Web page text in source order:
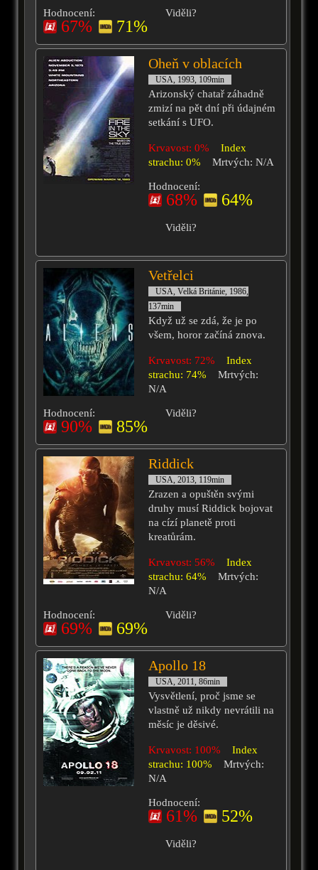
Hodnocení:
67% 71%
Viděli?
Oheň v oblacích
USA, 1993, 109min
Arizonský chatař záhadně
zmizí na pět dní při údajném
setkání s UFO.
Krvavost: 0%
Index
strachu: 0%
Mrtvých: N/A
Hodnocení:
68% 64%
Viděli?
Vetřelci
USA, Velká Británie, 1986,
137min
Když už se zdá, že je po
všem, horor začíná znova.
Krvavost: 72%
Index
strachu: 74%
Mrtvých:
N/A
Hodnocení:
90% 85%
Viděli?
Riddick
USA, 2013, 119min
Zrazen a opuštěn svými
druhy musí Riddick bojovat
na cízí planetě proti
kreatůrám.
Krvavost: 56%
Index
strachu: 64%
Mrtvých:
N/A
Hodnocení:
69% 69%
Viděli?
Apollo 18
USA, 2011, 86min
Vysvětlení, proč jsme se
vlastně už nikdy nevrátili na
měsíc je děsivé.
Krvavost: 100%
Index
strachu: 100%
Mrtvých:
N/A
Hodnocení:
61% 52%
Viděli?